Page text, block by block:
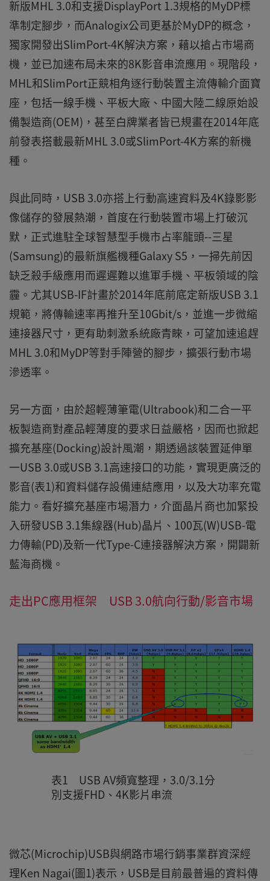
新版MHL 3.0和支援DisplayPort 1.3規格的MyDP標
準制定腳步，而Analogix公司更基於MyDP的概念，
獨家開發出SlimPort-4K解決方案，藉以搶占市場商
機，並已加速布局未來的8K影音串流應用。現階段，
MHL和SlimPort正競相角逐行動裝置主流傳輸介面寶
座，包括一線手機、平板大廠、中國大陸二線原始設
備製造商(OEM)，甚至白牌業者皆已規畫在2014年底
前發表搭載最新MHL 3.0或SlimPort-4K方案的新機
種。
與此同時，USB 3.0亦搭上行動高速資料及4K錄影影
像儲存的發展熱潮，首度在行動裝置市場上打破沉
默，正式進駐全球智慧型手機市占率龍頭--三星
(Samsung)的最新旗艦機種Galaxy S5，一掃先前因
缺乏殺手級應用而遲遲難以進軍手機、平板領域的陰
霾。尤其USB-IF計畫於2014年底前底定新版USB 3.1
規範，將傳輸速率再推升至10Gbit/s，並進一步微縮
連接器尺寸，更有助刺激系統廠青睞，可望加速追趕
MHL 3.0和MyDP等對手陣營的腳步，擴張行動市場
滲透率。
另一方面，由於超輕薄筆電(Ultrabook)和二合一平
板製造商對產品輕薄度的要求日益嚴格，因而也掀起
擴充基座(Docking)設計風潮，期透過該裝置延伸單
一USB 3.0或USB 3.1高速接口的功能，實現更廣泛的
影音(表1)和資料儲存設備連結應用，以及大功率充電
能力。看好擴充基座市場潛力，介面晶片商也加緊投
入研發USB 3.1集線器(Hub)晶片、100瓦(W)USB-電
力傳輸(PD)及新一代Type-C連接器解決方案，開闢新
藍海商機。
走出PC應用框架 USB 3.0航向行動/影音市場
表1 USB AV頻寬整理，3.0/3.1分
別支援FHD、4K影片串流
微芯(Microchip)USB與網路市場行銷事業群資深經
理Ken Nagai(圖1)表示，USB是目前最普遍的資料傳